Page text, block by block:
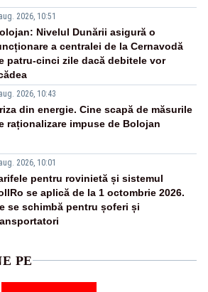
2026, 10:51
Nivelul Dunării asigură o
a centralei de la Cernavodă
patru-cinci zile dacă debitele vor
2026, 10:43
din energie. Cine scapă de măsurile
raționalizare impuse de Bolojan
2026, 10:01
pentru rovinietă și sistemul
se aplică de la 1 octombrie 2026.
se schimbă pentru șoferi și
PE